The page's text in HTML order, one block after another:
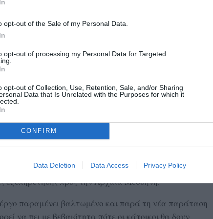
opt-out of the Sale of my Personal Data.
opt-out of processing my Personal Data for Targeted
opt-out of Collection, Use, Retention, Sale, and/or Sharing
Data that Is Unrelated with the Purposes for which it
CONFIRM
Data Deletion Data Access Privacy Policy
μεταφέρθηκε στο νέο Πρόγραμμα
Κατασκευών Α.Ε. και εκτελεί το έργο με έκπτωση
δύο τμήματα συνολικού μήκους περίπου 8,4
τεχνικών έργων, οχετών, πεζοδρομίων,
και οδοφωτισμού.
σημασίας για την οδική ασφάλεια και την τουριστική
με τις Τοπικές Κοινότητες Εύας, Αριστοδημείου
κατοίκους όσο και την πρόσβαση προς παραλιακούς
εξυπηρέτησης προς την Αρχαία Μεσσήνη.
παραμένει βαλτωμένο και παρά τη νέα παράταση
να πει με βεβαιότητα πότε οι κάτοικοι θα δουν